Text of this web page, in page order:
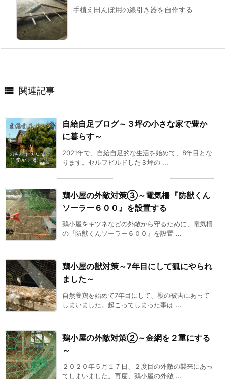
手植え田んぼ用の線引き器を自作する
 関連記事
自給自足ブログ～３坪の小さな家で豊か
に暮らす～
2021年で、自給自足的な生活を始めて、8年目とな
ります。セルフビルドした３坪の ...
鶏小屋の外敵対策③～電気柵『防獣くん
ソーラー６００』を設置する
鶏小屋をキツネなどの外敵から守るために、電気柵
の『防獣くんソーラー６００』を設置 ...
鶏小屋の獣対策～7年目にして狐にやられ
ました～
自然養鶏を始めて7年目にして、獣の被害にあって
しまいました。起こってしまった事は ...
鶏小屋の外敵対策②～金網を２重にする
～
２０２０年５月１７日、２度目の外敵の襲来にあっ
てしまいました。再度、鶏小屋の外敵 ...